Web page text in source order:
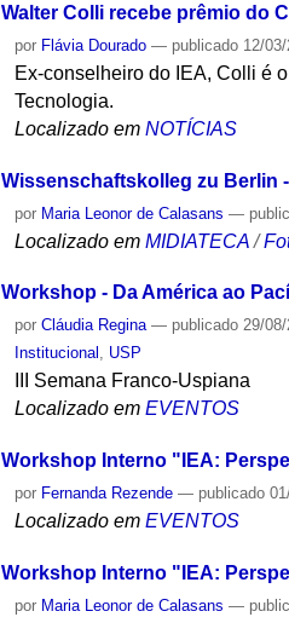
Walter Colli recebe prêmio do
por Flávia Dourado — publicado 12/
Ex-conselheiro do IEA, Colli é
Tecnologia.
Localizado em NOTÍCIAS
Wissenschaftskolleg zu Berlin
por Maria Leonor de Calasans —
Localizado em MIDIATECA /
Workshop - Da América ao
porCláudia Regina — publicado 29/
Institucional , USP
III Semana Franco-Uspiana
Localizado em EVENTOS
Workshop Interno "IEA:
por Fernanda Rezende — publicado
Localizado em EVENTOS
Workshop Interno "IEA:
por Maria Leonor de Calasans —